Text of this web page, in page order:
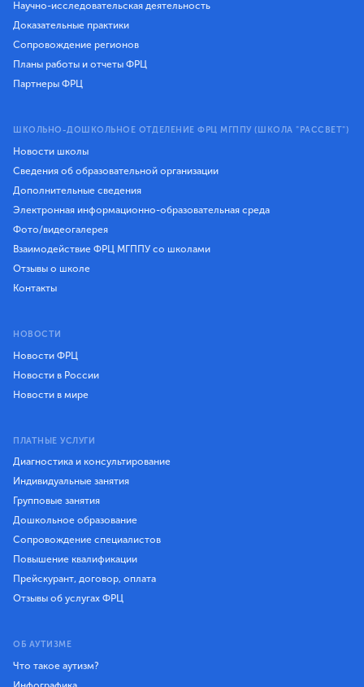
Научно-исследовательская деятельность
Доказательные практики
Сопровождение регионов
Планы работы и отчеты ФРЦ
Партнеры ФРЦ
ШКОЛЬНО-ДОШКОЛЬНОЕ ОТДЕЛЕНИЕ ФРЦ МГППУ (ШКОЛА "РАССВЕТ")
Новости школы
Сведения об образовательной организации
Дополнительные сведения
Электронная информационно-образовательная среда
Фото/видеогалерея
Взаимодействие ФРЦ МГППУ со школами
Отзывы о школе
Контакты
НОВОСТИ
Новости ФРЦ
Новости в России
Новости в мире
ПЛАТНЫЕ УСЛУГИ
Диагностика и консультирование
Индивидуальные занятия
Групповые занятия
Дошкольное образование
Сопровождение специалистов
Повышение квалификации
Прейскурант, договор, оплата
Отзывы об услугах ФРЦ
ОБ АУТИЗМЕ
Что такое аутизм?